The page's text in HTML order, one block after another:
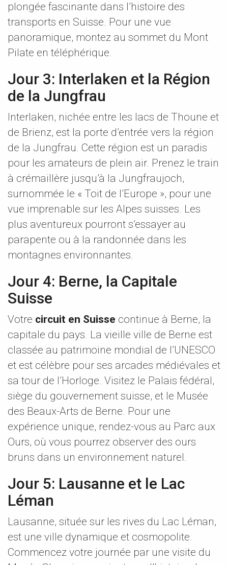
plongée fascinante dans l’histoire des
transports en Suisse. Pour une vue
panoramique, montez au sommet du Mont
Pilate en téléphérique.
Jour 3: Interlaken et la Région
de la Jungfrau
Interlaken, nichée entre les lacs de Thoune et
de Brienz, est la porte d’entrée vers la région
de la Jungfrau. Cette région est un paradis
pour les amateurs de plein air. Prenez le train
à crémaillère jusqu’à la Jungfraujoch,
surnommée le « Toit de l’Europe », pour une
vue imprenable sur les Alpes suisses. Les
plus aventureux pourront s’essayer au
parapente ou à la randonnée dans les
montagnes environnantes.
Jour 4: Berne, la Capitale
Suisse
Votre circuit en Suisse continue à Berne, la
capitale du pays. La vieille ville de Berne est
classée au patrimoine mondial de l’UNESCO
et est célèbre pour ses arcades médiévales et
sa tour de l’Horloge. Visitez le Palais fédéral,
siège du gouvernement suisse, et le Musée
des Beaux-Arts de Berne. Pour une
expérience unique, rendez-vous au Parc aux
Ours, où vous pourrez observer des ours
bruns dans un environnement naturel.
Jour 5: Lausanne et le Lac
Léman
Lausanne, située sur les rives du Lac Léman,
est une ville dynamique et cosmopolite.
Commencez votre journée par une visite du